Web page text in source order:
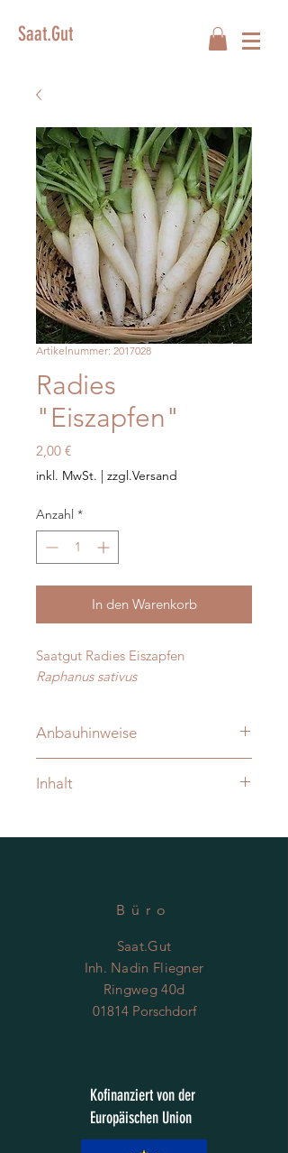
Saat.Gut
Artikelnummer: 2017028
Radies
"Eiszapfen"
2,00 €Preis
inkl. MwSt. | zzgl.Versand
Anzahl *
In den Warenkorb
Saatgut Radies Eiszapfen
Raphanus sativus
Anbauhinweise
Inhalt
Büro
Saat.Gut
Inh. Nadin Fliegner
Ringweg 40d
01814 Porschdorf
Kofinanziert von der
Europäischen Union